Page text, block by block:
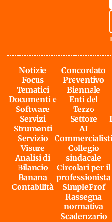
Notizie
Focus
Tematici
Documenti e
Software
Servizi
Strumenti
Servizio
Visure
Analisi di
Bilancio
Banana
Contabilità
Concordato
Preventivo
Biennale
Enti del
Terzo
Settore
AI
Commercialisti
Collegio
sindacale
Circolari per il
professionista
SimpleProf
Rassegna
normativa
Scadenzario